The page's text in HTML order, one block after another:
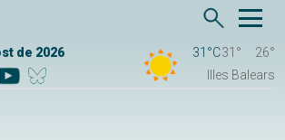
de 2026 31°C31°
26°
Illes Balears